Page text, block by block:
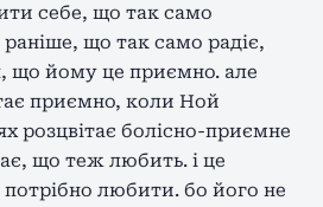
себе, що так само
що так само радіє,
що йому це приємно. але
приємно, коли Ной
розцвітає болісно-приємне
що теж любить. і це
любити. бо його не